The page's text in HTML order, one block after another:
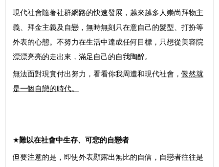
現代社會隨著社群網路的快速發展，越來越多人崇尚拜物主
義、拜金主義及自戀，無時無刻只在意自己的髮型、打扮等
外表的心態。不努力在生活中達成任何目標，只想從美容院
漂漂亮亮的走出來，滿足自己的自我陶醉。
無法面對現實付出努力，看看你我周遭和現代社會，儼然就
是一個自戀的時代。
★難以在社會中生存、可悲的自戀者
但要注意的是，即使外表顯露出無比的自信，自戀者往往是